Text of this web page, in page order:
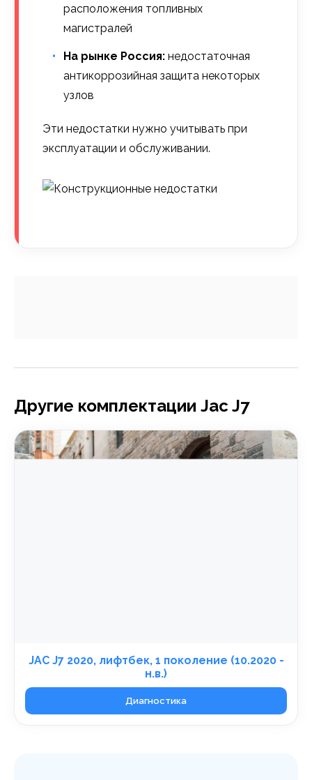
расположения топливных
магистралей
На рынке Россия: недостаточная
антикоррозийная защита некоторых
узлов
Эти недостатки нужно учитывать при
эксплуатации и обслуживании.
Другие комплектации Jac J7
JAC J7 2020, лифтбек, 1 поколение (10.2020 -
н.в.)
Диагностика